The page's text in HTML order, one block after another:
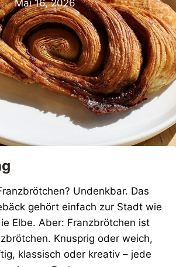
Mai 16, 2026
Undenkbar. Das
gehört einfach zur Stadt wie
Elbe. Aber: Franzbrötchen ist
Knusprig oder weich,
klassisch oder kreativ – jede